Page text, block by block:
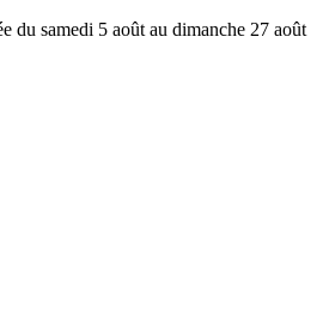
du samedi 5 août au dimanche 27 août